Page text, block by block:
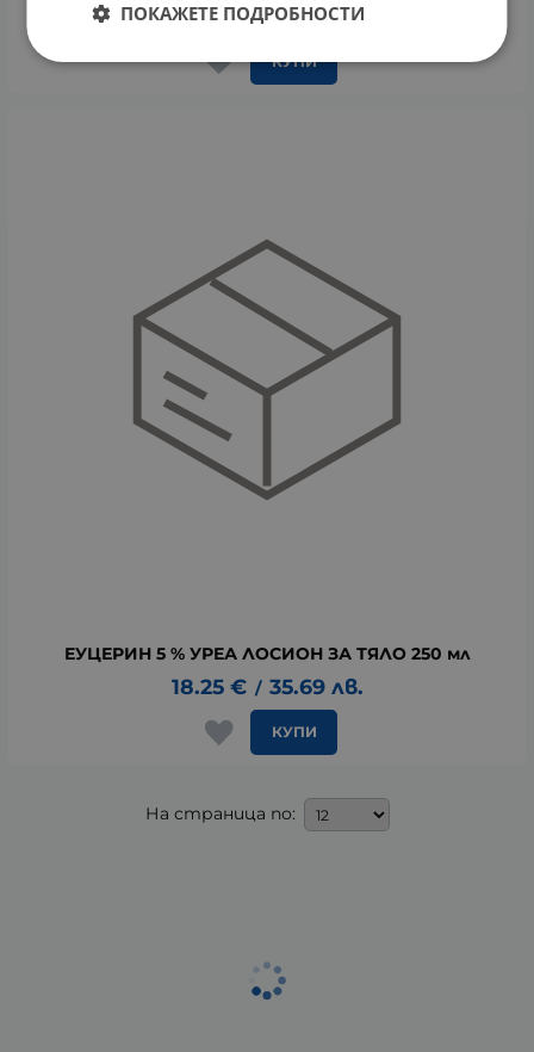
25.05 € / 48.99 лв.
КУПИ
ЕУЦЕРИН 5 % УРЕА ЛОСИОН ЗА ТЯЛО 250 мл
18.25 € / 35.69 лв.
КУПИ
На страница по:
ПОКАЖЕТЕ ПОДРОБНОСТИ